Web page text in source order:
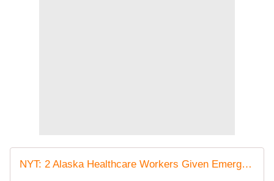
NYT: 2 Alaska Healthcare Workers Given Emergency Treatment After Taking Pfizer's COVID-19 Vaccine